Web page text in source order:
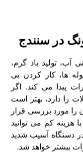
در سنندج
آب، تولید باد گرم،
ها، کار کردن بی
پیدا می کند. اگر
را دارد، بهتر است
را مورد بررسی قرار
هزینه کم می توانید
دستگاه آسیب شدید
بیشتر خواهد شد.